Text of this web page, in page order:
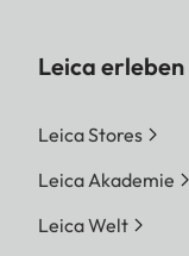
Leica erleben
Leica Stores
Leica Akademie
Leica Welt